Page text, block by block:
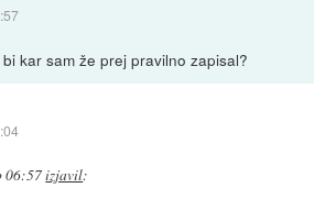
kar sam že prej pravilno zapisal?
06:57izjavil: